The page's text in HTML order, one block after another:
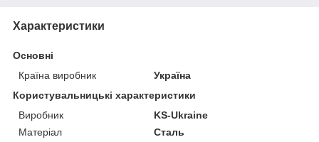
Характеристики
Основні
Країна виробник
Україна
Користувальницькі характеристики
Виробник
KS-Ukraine
Матеріал
Сталь